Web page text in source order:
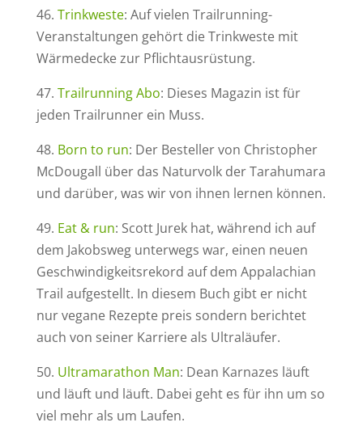
46. Trinkweste: Auf vielen Trailrunning-
Veranstaltungen gehört die Trinkweste mit
Wärmedecke zur Pflichtausrüstung.
47. Trailrunning Abo: Dieses Magazin ist für
jeden Trailrunner ein Muss.
48. Born to run: Der Besteller von Christopher
McDougall über das Naturvolk der Tarahumara
und darüber, was wir von ihnen lernen können.
49. Eat & run: Scott Jurek hat, während ich auf
dem Jakobsweg unterwegs war, einen neuen
Geschwindigkeitsrekord auf dem Appalachian
Trail aufgestellt. In diesem Buch gibt er nicht
nur vegane Rezepte preis sondern berichtet
auch von seiner Karriere als Ultraläufer.
50. Ultramarathon Man: Dean Karnazes läuft
und läuft und läuft. Dabei geht es für ihn um so
viel mehr als um Laufen.